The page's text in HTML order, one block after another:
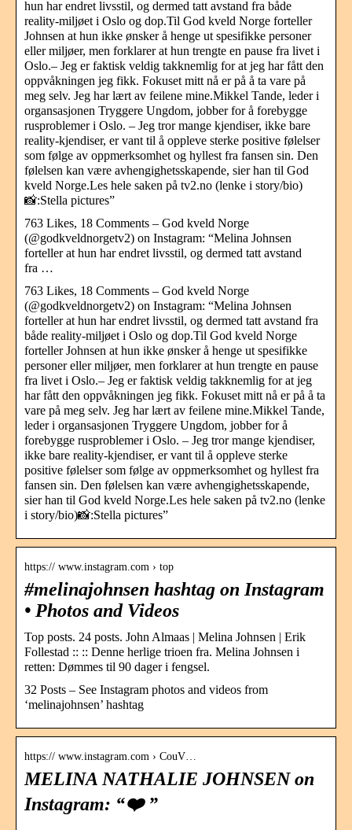
hun har endret livsstil, og dermed tatt avstand fra både
reality-miljøet i Oslo og dop.Til God kveld Norge forteller
Johnsen at hun ikke ønsker å henge ut spesifikke personer
eller miljøer, men forklarer at hun trengte en pause fra livet i
Oslo.– Jeg er faktisk veldig takknemlig for at jeg har fått den
oppvåkningen jeg fikk. Fokuset mitt nå er på å ta vare på
meg selv. Jeg har lært av feilene mine.Mikkel Tande, leder i
organsasjonen Tryggere Ungdom, jobber for å forebygge
rusproblemer i Oslo. – Jeg tror mange kjendiser, ikke bare
reality-kjendiser, er vant til å oppleve sterke positive følelser
som følge av oppmerksomhet og hyllest fra fansen sin. Den
følelsen kan være avhengighetsskapende, sier han til God
kveld Norge.Les hele saken på tv2.no (lenke i story/bio)
📸:Stella pictures”
763 Likes, 18 Comments – God kveld Norge
(@godkveldnorgetv2) on Instagram: “Melina Johnsen
forteller at hun har endret livsstil, og dermed tatt avstand
fra …
763 Likes, 18 Comments – God kveld Norge
(@godkveldnorgetv2) on Instagram: “Melina Johnsen
forteller at hun har endret livsstil, og dermed tatt avstand fra
både reality-miljøet i Oslo og dop.Til God kveld Norge
forteller Johnsen at hun ikke ønsker å henge ut spesifikke
personer eller miljøer, men forklarer at hun trengte en pause
fra livet i Oslo.– Jeg er faktisk veldig takknemlig for at jeg
har fått den oppvåkningen jeg fikk. Fokuset mitt nå er på å ta
vare på meg selv. Jeg har lært av feilene mine.Mikkel Tande,
leder i organsasjonen Tryggere Ungdom, jobber for å
forebygge rusproblemer i Oslo. – Jeg tror mange kjendiser,
ikke bare reality-kjendiser, er vant til å oppleve sterke
positive følelser som følge av oppmerksomhet og hyllest fra
fansen sin. Den følelsen kan være avhengighetsskapende,
sier han til God kveld Norge.Les hele saken på tv2.no (lenke
i story/bio)📸:Stella pictures”
https:// www.instagram.com › top
#melinajohnsen hashtag on Instagram
• Photos and Videos
Top posts. 24 posts. John Almaas | Melina Johnsen | Erik
Follestad :: :: Denne herlige trioen fra. Melina Johnsen i
retten: Dømmes til 90 dager i fengsel.
32 Posts – See Instagram photos and videos from
‘melinajohnsen’ hashtag
https:// www.instagram.com › CouV…
MELINA NATHALIE JOHNSEN on
Instagram: “❤️ ”